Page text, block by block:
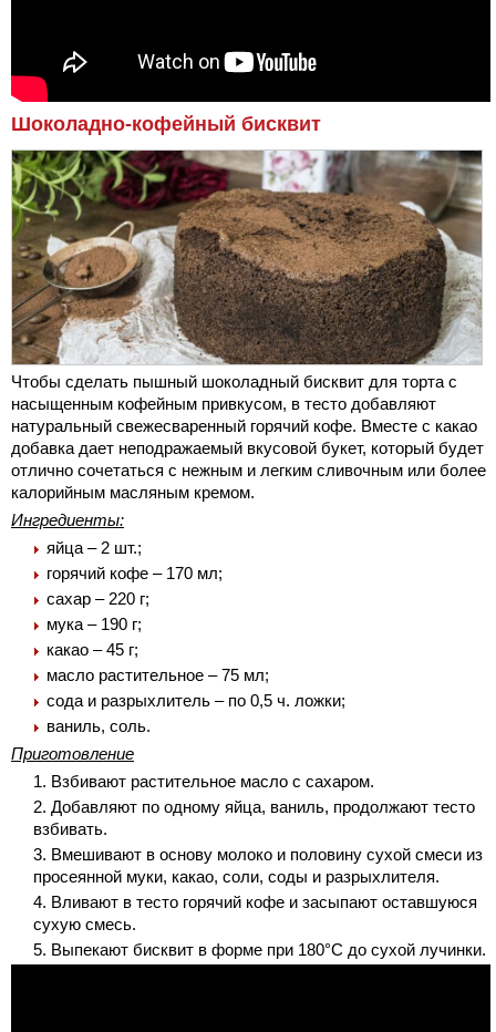
Шоколадно-кофейный бисквит
Чтобы сделать пышный шоколадный бисквит для торта с
насыщенным кофейным привкусом, в тесто добавляют
натуральный свежесваренный горячий кофе. Вместе с какао
добавка дает неподражаемый вкусовой букет, который будет
отлично сочетаться с нежным и легким сливочным или более
калорийным масляным кремом.
Ингредиенты:
яйца – 2 шт.;
горячий кофе – 170 мл;
сахар – 220 г;
мука – 190 г;
какао – 45 г;
масло растительное – 75 мл;
сода и разрыхлитель – по 0,5 ч. ложки;
ваниль, соль.
Приготовление
Взбивают растительное масло с сахаром.
Добавляют по одному яйца, ваниль, продолжают тесто
взбивать.
Вмешивают в основу молоко и половину сухой смеси из
просеянной муки, какао, соли, соды и разрыхлителя.
Вливают в тесто горячий кофе и засыпают оставшуюся
сухую смесь.
Выпекают бисквит в форме при 180°С до сухой лучинки.